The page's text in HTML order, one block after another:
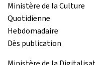
Ministère de la Culture
Quotidienne
Hebdomadaire
Dès publication